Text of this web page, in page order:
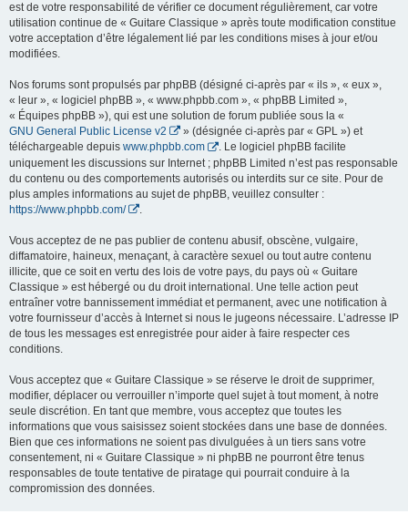
est de votre responsabilité de vérifier ce document régulièrement, car votre
utilisation continue de « Guitare Classique » après toute modification constitue
votre acceptation d’être légalement lié par les conditions mises à jour et/ou
modifiées.
Nos forums sont propulsés par phpBB (désigné ci-après par « ils », « eux »,
« leur », « logiciel phpBB », « www.phpbb.com », « phpBB Limited »,
« Équipes phpBB »), qui est une solution de forum publiée sous la «
GNU General Public License v2
» (désignée ci-après par « GPL ») et
téléchargeable depuis www.phpbb.com
. Le logiciel phpBB facilite
uniquement les discussions sur Internet ; phpBB Limited n’est pas responsable
du contenu ou des comportements autorisés ou interdits sur ce site. Pour de
plus amples informations au sujet de phpBB, veuillez consulter :
https://www.phpbb.com/
Vous acceptez de ne pas publier de contenu abusif, obscène, vulgaire,
diffamatoire, haineux, menaçant, à caractère sexuel ou tout autre contenu
illicite, que ce soit en vertu des lois de votre pays, du pays où « Guitare
Classique » est hébergé ou du droit international. Une telle action peut
entraîner votre bannissement immédiat et permanent, avec une notification à
votre fournisseur d’accès à Internet si nous le jugeons nécessaire. L’adresse IP
de tous les messages est enregistrée pour aider à faire respecter ces
conditions.
Vous acceptez que « Guitare Classique » se réserve le droit de supprimer,
modifier, déplacer ou verrouiller n’importe quel sujet à tout moment, à notre
seule discrétion. En tant que membre, vous acceptez que toutes les
informations que vous saisissez soient stockées dans une base de données.
Bien que ces informations ne soient pas divulguées à un tiers sans votre
consentement, ni « Guitare Classique » ni phpBB ne pourront être tenus
responsables de toute tentative de piratage qui pourrait conduire à la
compromission des données.